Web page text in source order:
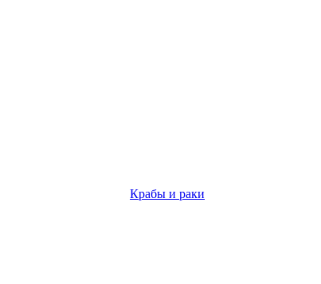
Крабы и раки